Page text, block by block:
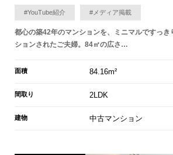
#YouTube紹介 #メディア掲載
都心の築42年のマンションを、ミニマルですっき
ションされたご夫婦。84㎡の広さ…
面積 84.16m²
間取り 2LDK
建物 中古マンション